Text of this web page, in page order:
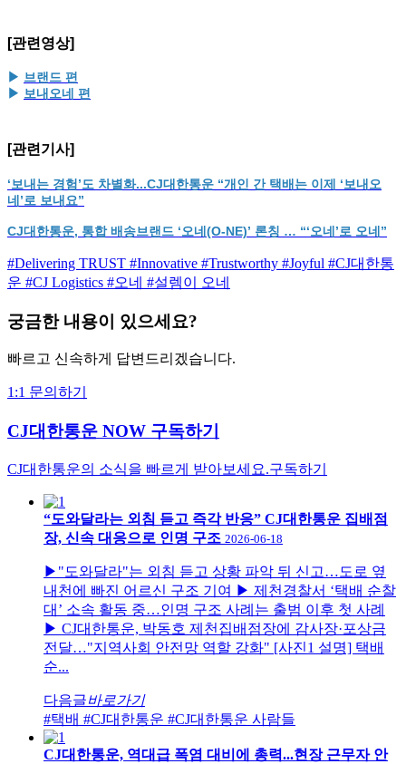
[관련영상]
▶ 브랜드 편
▶ 보내오네 편
[관련기사]
‘보내는 경험’도 차별화...CJ대한통운 “개인 간 택배는 이제 ‘보내오
네’로 보내요”
CJ대한통운, 통합 배송브랜드 ‘오네(O-NE)’ 론칭 … “‘오네’로 오네”
#Delivering TRUST #Innovative #Trustworthy #Joyful #CJ대한통
운 #CJ Logistics #오네 #설렘이 오네
궁금한 내용이 있으세요?
빠르고 신속하게 답변드리겠습니다.
1:1 문의하기
CJ대한통운 NOW 구독하기
CJ대한통운의 소식을 빠르게 받아보세요.구독하기
“도와달라는 외침 듣고 즉각 반응” CJ대한통운 집배점
장, 신속 대응으로 인명 구조 2026-06-18
▶"도와달라"는 외침 듣고 상황 파악 뒤 신고…도로 옆
내천에 빠진 어르신 구조 기여 ▶ 제천경찰서 ‘택배 순찰
대’ 소속 활동 중…인명 구조 사례는 출범 이후 첫 사례
▶ CJ대한통운, 박동호 제천집배점장에 감사장·포상금
전달…"지역사회 안전망 역할 강화" [사진1 설명] 택배
순...
다음글바로가기
#택배 #CJ대한통운 #CJ대한통운 사람들
CJ대한통운, 역대급 폭염 대비에 총력...현장 근무자 안